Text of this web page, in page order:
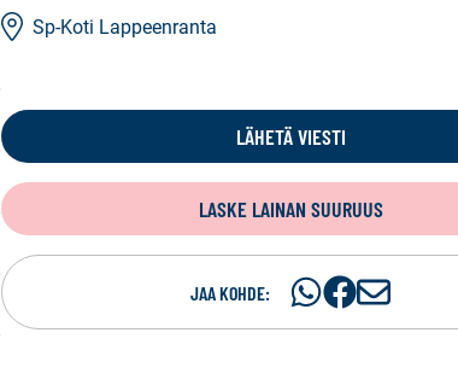
Sp-Koti Lappeenranta
LÄHETÄ VIESTI
LASKE LAINAN SUURUUS
JAA KOHDE:
JaaJaaJ